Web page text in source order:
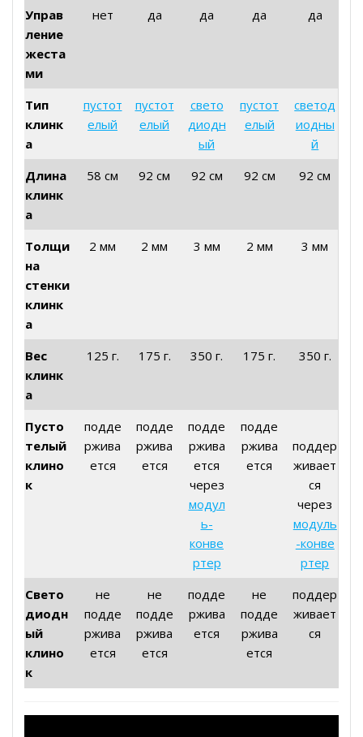
Управ
ление
жеста
ми
нет да да да да
Тип
клинк
а
пустот
елый
пустот
елый
свето
диодн
ый
пустот
елый
светод
иодны
й
Длина
клинк
а
58 см 92 см 92 см 92 см 92 см
Толщи
на
стенки
клинк
а
2 мм 2 мм 3 мм 2 мм 3 мм
Вес
клинк
а
125 г. 175 г. 350 г. 175 г. 350 г.
Пусто
телый
клино
к
подде
ржива
ется
подде
ржива
ется
подде
ржива
ется
через
модул
ь-
конве
ртер
подде
ржива
ется
поддер
живает
ся
через
модуль
-конве
ртер
Свето
диодн
ый
клино
к
не
подде
ржива
ется
не
подде
ржива
ется
подде
ржива
ется
не
подде
ржива
ется
поддер
живает
ся